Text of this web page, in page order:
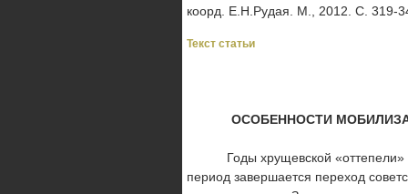
коорд. Е.Н.Рудая. М., 2012. С. 319-
Текст статьи
ОСОБЕННОСТИ
Годы хрущевской «оттепели»
период завершается пере­ход